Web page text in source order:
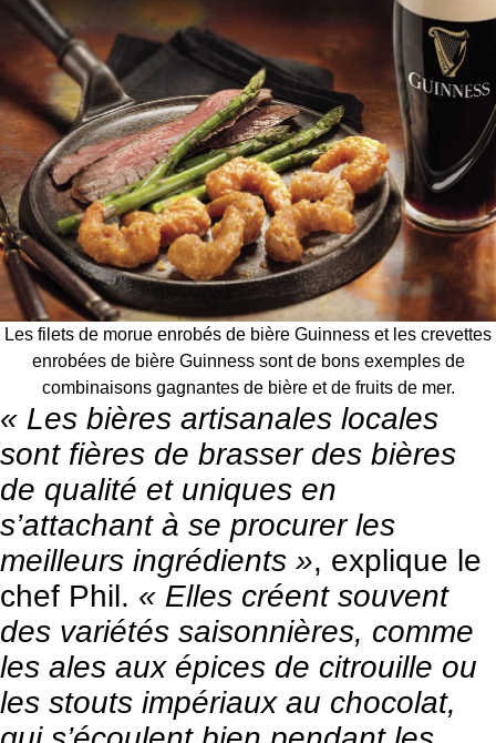
Les filets de morue enrobés de bière Guinness et les crevettes
enrobées de bière Guinness sont de bons exemples de
combinaisons gagnantes de bière et de fruits de mer.
« Les bières artisanales locales
sont fières de brasser des bières
de qualité et uniques en
s’attachant à se procurer les
meilleurs ingrédients », explique le
chef Phil. « Elles créent souvent
des variétés saisonnières, comme
les ales aux épices de citrouille ou
les stouts impériaux au chocolat,